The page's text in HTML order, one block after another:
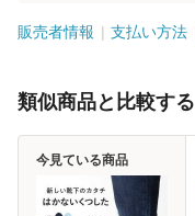
販売者情報 支払い方法
類似商品と比較する
今見ている商品